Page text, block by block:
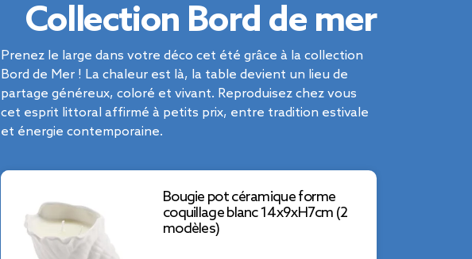
Collection Bord de mer
Prenez le large dans votre déco cet été grâce à la collection
Bord de Mer ! La chaleur est là, la table devient un lieu de
partage généreux, coloré et vivant. Reproduisez chez vous
cet esprit littoral affirmé à petits prix, entre tradition estivale
et énergie contemporaine.
Bougie pot céramique forme
coquillage blanc 14x9xH7cm (2
modèles)